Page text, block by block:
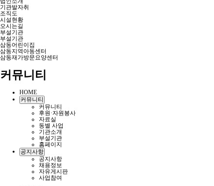
기관발자취
조직도
시설현황
오시는길
부설기관
부설기관
삼동어린이집
삼동지역아동센터
삼동재가방문요양센터
커뮤니티
HOME
커뮤니티
커뮤니티
후원·자원봉사
자료실
동별 사업
기관소개
부설기관
홈페이지
공지사항
공지사항
채용정보
자유게시판
사업참여